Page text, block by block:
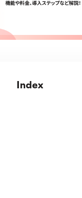
Index